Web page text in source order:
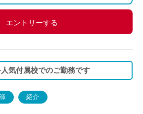
有り
、雇用保険、労災保険
エントリーする
気付属校でのご勤務です
紹介